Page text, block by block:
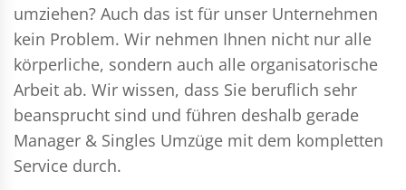
umziehen? Auch das ist für unser Unternehmen
kein Problem. Wir nehmen Ihnen nicht nur alle
körperliche, sondern auch alle organisatorische
Arbeit ab. Wir wissen, dass Sie beruflich sehr
beansprucht sind und führen deshalb gerade
Manager & Singles Umzüge mit dem kompletten
Service durch.